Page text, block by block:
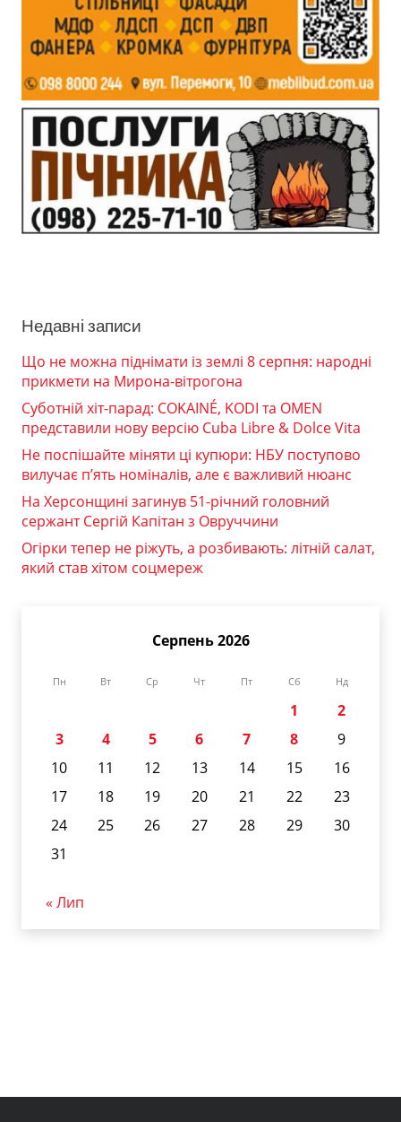
Недавні записи
Що не можна піднімати із землі 8 серпня: народні
прикмети на Мирона-вітрогона
Суботній хіт-парад: COKAINÉ, KODI та OMEN
представили нову версію Cuba Libre & Dolce Vita
Не поспішайте міняти ці купюри: НБУ поступово
вилучає п’ять номіналів, але є важливий нюанс
На Херсонщині загинув 51-річний головний
сержант Сергій Капітан з Овруччини
Огірки тепер не ріжуть, а розбивають: літній салат,
який став хітом соцмереж
Серпень 2026
Пн Вт Ср Чт Пт Сб Нд
1
2
3
4 5 6 7 8
9
10
11 12 13 14 15
16
17
18 19 20 21 22
23
24
25 26 27 28 29
30
31
« Лип